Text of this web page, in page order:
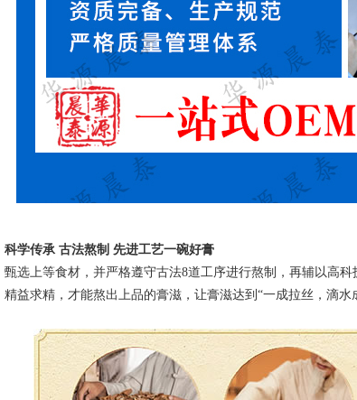
科学传承 古法熬制 先进工艺一碗好膏
甄选上等食材，并严格遵守古法8道工序进行熬制，再辅以高
精益求精，才能熬出上品的膏滋，让膏滋达到“一成拉丝，滴水